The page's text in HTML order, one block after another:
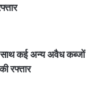
साथ कई अन्य अवैध कब्जों
रफ्तार